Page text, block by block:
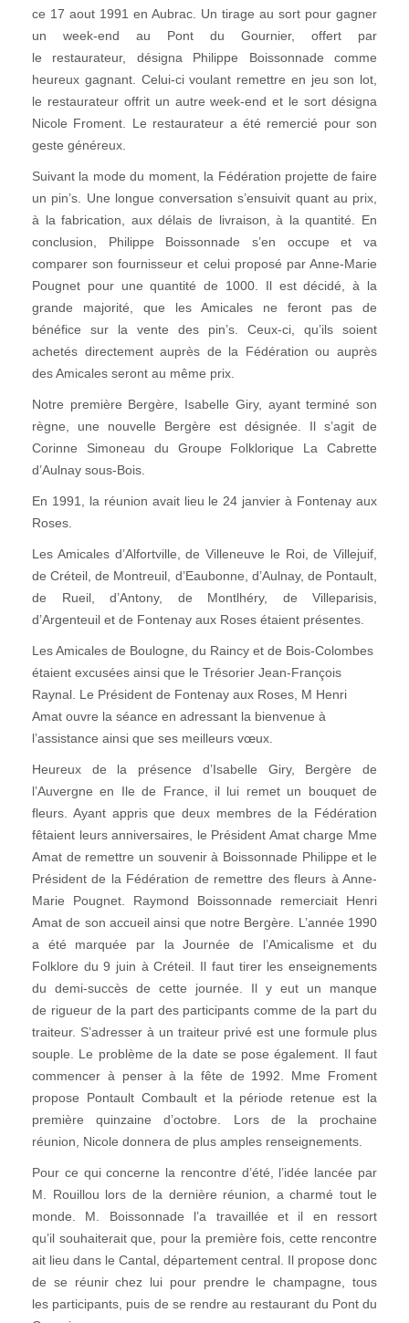
ce 17 aout 1991 en Aubrac. Un tirage au sort pour gagner
un week-end au Pont du Gournier, offert par
le restaurateur, désigna Philippe Boissonnade comme
heureux gagnant. Celui-ci voulant remettre en jeu son lot,
le restaurateur offrit un autre week-end et le sort désigna
Nicole Froment. Le restaurateur a été remercié pour son
geste généreux.
Suivant la mode du moment, la Fédération projette de faire
un pin’s. Une longue conversation s’ensuivit quant au prix,
à la fabrication, aux délais de livraison, à la quantité. En
conclusion, Philippe Boissonnade s’en occupe et va
comparer son fournisseur et celui proposé par Anne-Marie
Pougnet pour une quantité de 1000. Il est décidé, à la
grande majorité, que les Amicales ne feront pas de
bénéfice sur la vente des pin’s. Ceux-ci, qu’ils soient
achetés directement auprès de la Fédération ou auprès
des Amicales seront au même prix.
Notre première Bergère, Isabelle Giry, ayant terminé son
règne, une nouvelle Bergère est désignée. Il s’agit de
Corinne Simoneau du Groupe Folklorique La Cabrette
d’Aulnay sous-Bois.
En 1991, la réunion avait lieu le 24 janvier à Fontenay aux
Roses.
Les Amicales d’Alfortville, de Villeneuve le Roi, de Villejuif,
de Créteil, de Montreuil, d’Eaubonne, d’Aulnay, de Pontault,
de Rueil, d’Antony, de Montlhéry, de Villeparisis,
d’Argenteuil et de Fontenay aux Roses étaient présentes.
Les Amicales de Boulogne, du Raincy et de Bois-Colombes
étaient excusées ainsi que le Trésorier Jean-François
Raynal. Le Président de Fontenay aux Roses, M Henri
Amat ouvre la séance en adressant la bienvenue à
l’assistance ainsi que ses meilleurs vœux.
Heureux de la présence d’Isabelle Giry, Bergère de
l’Auvergne en Ile de France, il lui remet un bouquet de
fleurs. Ayant appris que deux membres de la Fédération
fêtaient leurs anniversaires, le Président Amat charge Mme
Amat de remettre un souvenir à Boissonnade Philippe et le
Président de la Fédération de remettre des fleurs à Anne-
Marie Pougnet. Raymond Boissonnade remerciait Henri
Amat de son accueil ainsi que notre Bergère. L’année 1990
a été marquée par la Journée de l’Amicalisme et du
Folklore du 9 juin à Créteil. Il faut tirer les enseignements
du demi-succès de cette journée. Il y eut un manque
de rigueur de la part des participants comme de la part du
traiteur. S’adresser à un traiteur privé est une formule plus
souple. Le problème de la date se pose également. Il faut
commencer à penser à la fête de 1992. Mme Froment
propose Pontault Combault et la période retenue est la
première quinzaine d’octobre. Lors de la prochaine
réunion, Nicole donnera de plus amples renseignements.
Pour ce qui concerne la rencontre d’été, l’idée lancée par
M. Rouillou lors de la dernière réunion, a charmé tout le
monde. M. Boissonnade l’a travaillée et il en ressort
qu’il souhaiterait que, pour la première fois, cette rencontre
ait lieu dans le Cantal, département central. Il propose donc
de se réunir chez lui pour prendre le champagne, tous
les participants, puis de se rendre au restaurant du Pont du